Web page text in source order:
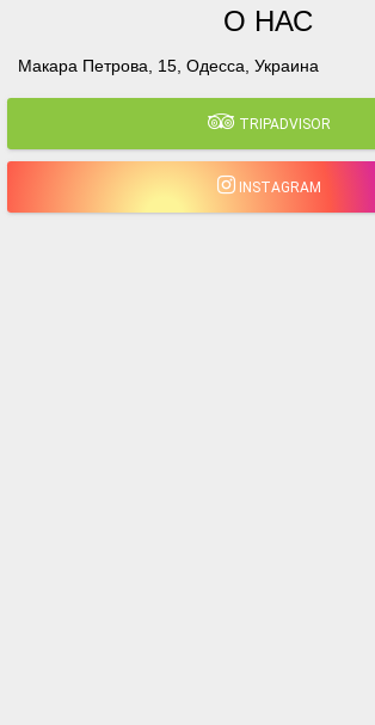
О НАС
Макара Петрова, 15, Одесса, Украина
TRIPADVISOR
INSTAGRAM